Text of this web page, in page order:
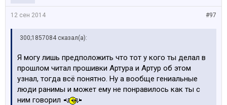
#97
12 сен 2014
300;1857084 сказал(а):
Я могу лишь предположить что тот у кого ты делал в
прошлом читал прошивки Артура и Артур об этом
узнал, тогда всё понятно. Ну а вообще гениальные
люди ранимы и может ему не понравилось как ты с
ним говорил